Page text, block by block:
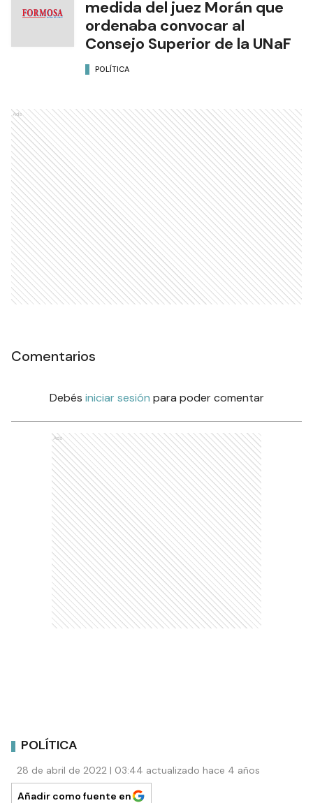
medida del juez Morán que
ordenaba convocar al
Consejo Superior de la UNaF
POLÍTICA
Ads
Comentarios
Debés iniciar sesión para poder comentar
Ads
POLÍTICA
28 de abril de 2022 | 03:44 actualizado hace 4 años
Añadir como fuente en